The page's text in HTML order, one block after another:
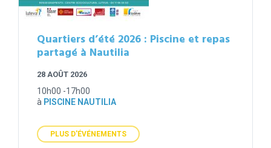
Quartiers d’été 2026 : Piscine et repas
partagé à Nautilia
28 AOÛT 2026
10h00 -17h00
à PISCINE NAUTILIA
PLUS D'ÉVÉNEMENTS